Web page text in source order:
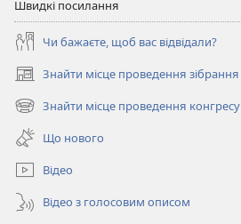
Швидкі посилання
Чи бажаєте, щоб вас відвідали?
Знайти місце проведення зібрання
(відкривається
у
новому
вікні)
Знайти місце проведення конгресу
(відкривається
новому
вікні)
Що нового
Відео
Відео з голосовим описом